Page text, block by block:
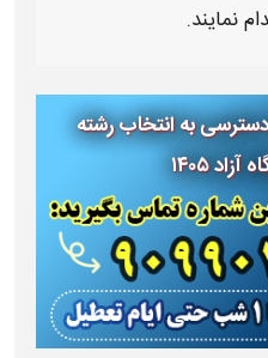
نمایند.
به انتخاب رشته
۱۴۰۵